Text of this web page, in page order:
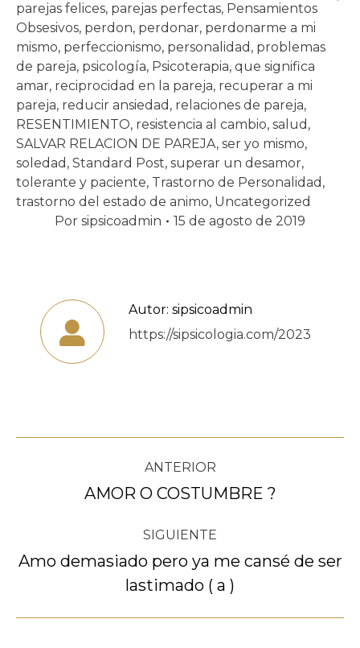
parejas felices, parejas perfectas, Pensamientos
Obsesivos, perdon, perdonar, perdonarme a mi
mismo, perfeccionismo, personalidad , problemas
de pareja, psicología, Psicoterapia, que significa
amar, reciprocidad en la pareja, recuperar a mi
pareja, reducir ansiedad , relaciones de pareja,
RESENTIMIENTO, resistencia al cambio, salud ,
SALVAR RELACION DE PAREJA, ser yo mismo,
soledad , Standard Post, superar un desamor,
tolerante y paciente, Trastorno de Personalidad ,
trastorno del estado de animo, Uncategorized
Por sipsicoadmin 15 de agosto de 2019
Autor: sipsicoadmin
https://sipsicologia.com/2023
Navegación
entre
publicaciones
ANTERIOR
Publicación
AMOR O COSTUMBRE ?
SIGUIENTE
Publicación
siguiente:
Amo demasiado pero ya me cansé de ser
lastimado ( a )